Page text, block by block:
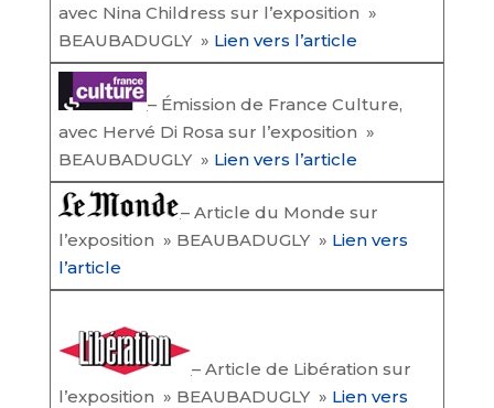
avec Nina Childress sur l’exposition »
BEAUBADUGLY » Lien vers l’article
– Émission de France Culture,
avec Hervé Di Rosa sur l’exposition »
BEAUBADUGLY » Lien vers l’article
– Article du Monde sur
l’exposition » BEAUBADUGLY » Lien vers
l’article
– Article de Libération sur
l’exposition » BEAUBADUGLY » Lien vers